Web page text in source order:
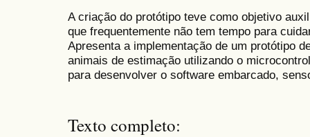
A criação do protótipo teve como objetivo
que frequentemente não tem tempo para
Apresenta a implementação de um protótipo
animais de estimação utilizando o
para desenvolver o software embarcado,
Texto completo: